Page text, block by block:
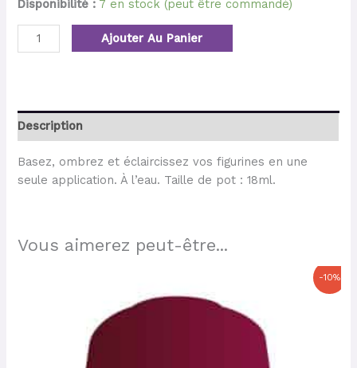
Disponibilité : 7 en stock (peut être commandé)
Ajouter Au Panier
Description
Basez, ombrez et éclaircissez vos figurines en une
seule application. À l’eau. Taille de pot : 18ml.
Vous aimerez peut-être...
-10%
6,30 €.
est :
5,67 €.